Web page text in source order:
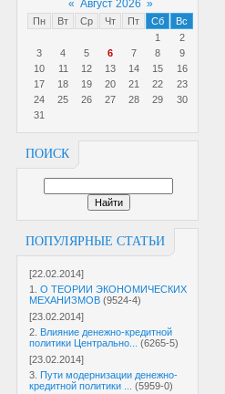
« Август 2026 »
Пн Вт Ср Чт Пт Сб
Вс
1
2
3
4 5 6 7 8
9
10
11 12 13 14 15
16
17
18 19 20 21 22
23
24
25 26 27 28 29
30
31
ПОИСК
ПОПУЛЯРНЫЕ СТАТЬИ
[22.02.2014]
1. О ТЕОРИИ ЭКОНОМИЧЕСКИХ
МЕХАНИЗМОВ (9524-4)
[23.02.2014]
2. Влияние денежно-кредитной
политики Центрально...
(6265-5)
[23.02.2014]
3. Пути модернизации денежно-
кредитной политики ...
(5959-0)